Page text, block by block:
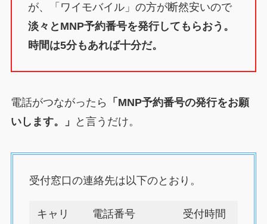
が、「ワイモバイル」の方が断然安いので
淡々とMNP予約番号を発行してもらおう。
時間は5分もあれば十分だ。
電話がつながったら
「MNP予約番号の発行をお願
いします。」
と言うだけ。
受付窓口の連絡先は以下のとおり。
キャリ
電話番号 受付時間